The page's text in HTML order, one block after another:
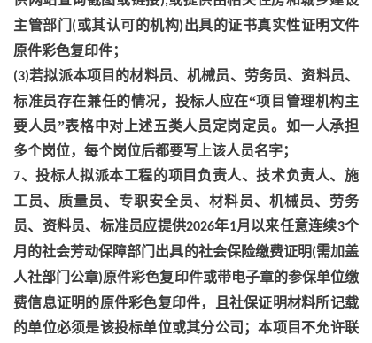
主管部门 (或其认可的机构)出具的证书真实性证明文件
原件彩色复印件；
(3)若拟派本项目的材料员、机械员、劳务员、资料员、
标准员存在兼任的情况，投标人应在“项目管理机构主
要人员”表格中对上述五类人员定岗定员。如一人承担
多个岗位，每个岗位后都要写上该人员名字；
7、投标人拟派本工程的项目负责人、技术负责人、施
工员、质量员、专职安全员、材料员、机械员、劳务
员、资料员、标准员应提供2026年1月以来任意连续3个
月的社会芳动保障部门出具的社会保险缴费证明(需加盖
人社部门公章)原件彩色复印件或带电子章的参保单位缴
费信息证明的原件彩色复印件，且社保证明材料所记载
的单位必须是该投标单位或其分公司；本项目不允许联